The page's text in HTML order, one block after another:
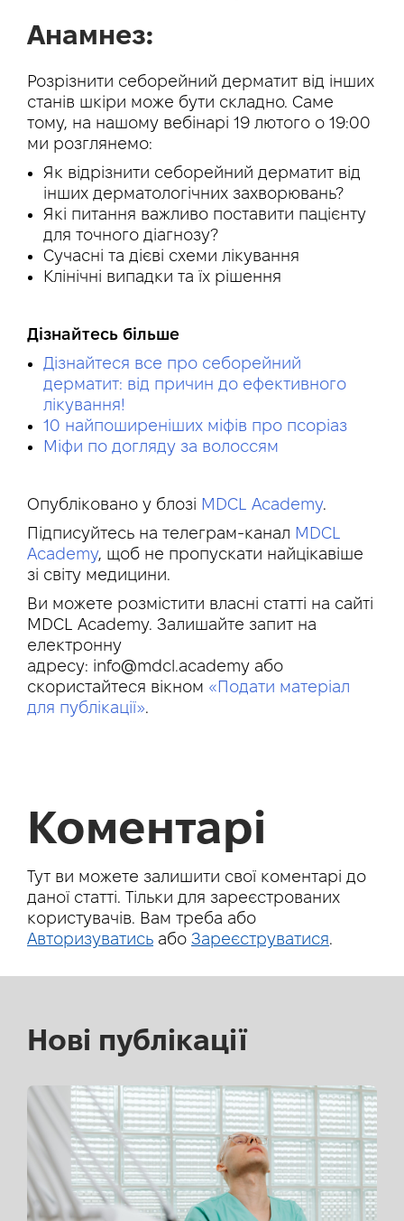
Анамнез:
Розрізнити себорейний дерматит від інших
станів шкіри може бути складно. Саме
тому, на нашому вебінарі 19 лютого о 19:00
ми розглянемо:
Як відрізнити себорейний дерматит від
інших дерматологічних захворювань?
Які питання важливо поставити пацієнту
для точного діагнозу?
Сучасні та дієві схеми лікування
Клінічні випадки та їх рішення
Дізнайтесь більше
Дізнайтеся все про себорейний
дерматит: від причин до ефективного
лікування!
10 найпоширеніших міфів про псоріаз
Міфи по догляду за волоссям
Опубліковано у блозі MDCL Academy.
Підписуйтесь на телеграм-канал MDCL
Academy, щоб не пропускати найцікавіше
зі світу медицини.
Ви можете розмістити власні статті на сайті
MDCL Academy. Залишайте запит на
електронну
адресу: info@mdcl.academy або
скористайтеся вікном «Подати матеріал
для публікації»
Коментарі
Тут ви можете залишити свої коментарі до
даної статті. Тільки для зареєстрованих
користувачів. Вам треба або
Авторизуватись або Зареєструватися
Нові публікації